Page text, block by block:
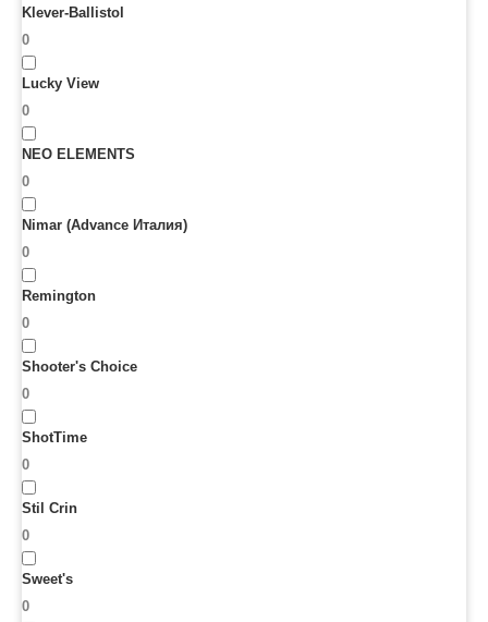
Klever-Ballistol
0
Lucky View
0
NEO ELEMENTS
0
Nimar (Advance Италия)
0
Remington
0
Shooter's Choice
0
ShotTime
0
Stil Crin
0
Sweet's
0